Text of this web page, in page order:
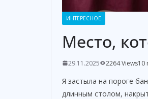
ИНТЕРЕСНОЕ
Место,
29.11.2025 2264 Views10
Я застыла на пороге
длинным столом,